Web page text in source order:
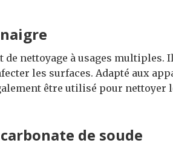
nettoyage à usages multiples.
les surfaces. Adapté aux
être utilisé pour nettoyer
de soude